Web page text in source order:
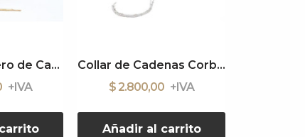
Collar Corbatero de Cadenas
Collar de Cadenas Corbatero
$ 2.800,00
Añadir al carrito